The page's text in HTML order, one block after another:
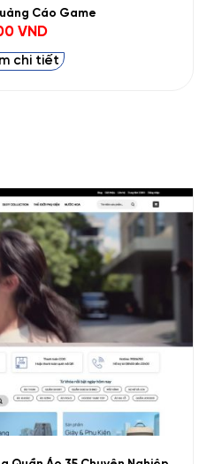
Cáo Game
VND.
VNDGiá
tại
là:
700.000 VND.
chi tiết